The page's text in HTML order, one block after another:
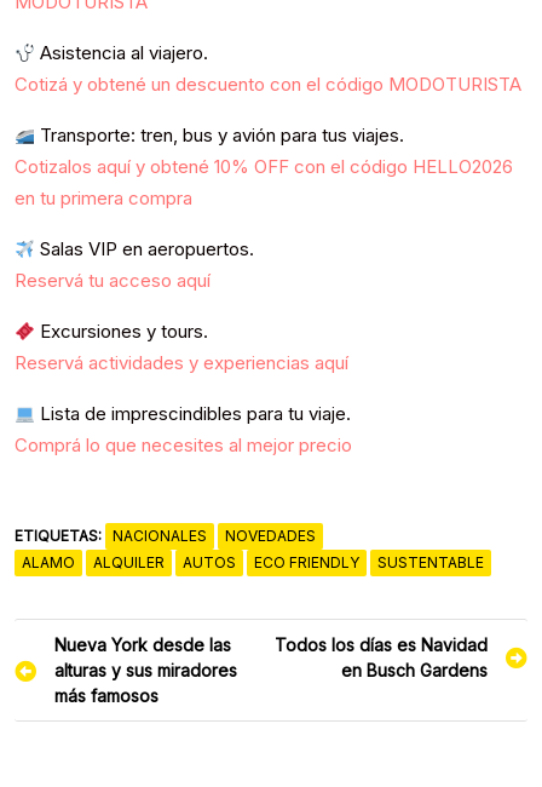
Asistencia al viajero.
Cotizá y obtené un descuento con el código MODOTURISTA
Transporte: tren, bus y avión para tus viajes.
Cotizalos aquí y obtené 10% OFF con el código HELLO2026
en tu primera compra
Salas VIP en aeropuertos.
Reservá tu acceso aquí
Excursiones y tours.
Reservá actividades y experiencias aquí
Lista de imprescindibles para tu viaje.
Comprá lo que necesites al mejor precio
ETIQUETAS: NACIONALES
NOVEDADES
ALAMO
ALQUILER AUTOS ECO FRIENDLY SUSTENTABLE
Navegación
de
entradas
Nueva York desde las
alturas y sus miradores
más famosos
Todos los días es Navidad
en Busch Gardens